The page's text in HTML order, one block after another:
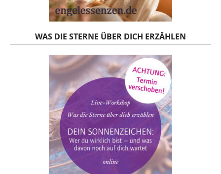
WAS DIE STERNE ÜBER DICH ERZÄHLEN